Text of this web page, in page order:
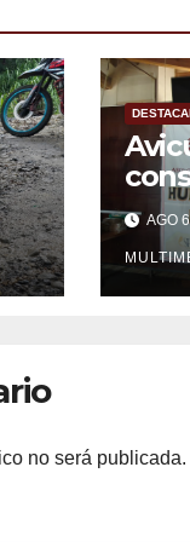
AGO
no será publicada.